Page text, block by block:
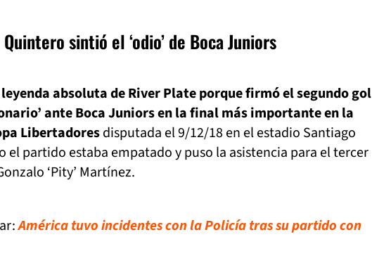
sintió el ‘odio’ de Boca Juniors
leyenda absoluta de River Plate porque firmó el segundo gol
ante Boca Juniors en la final más importante en la
Libertadoresdisputada el 9/12/18 en el estadio Santiago
el partido estaba empatado y puso la asistencia para el tercer
‘Pity’ Martínez.
América tuvo incidentes con la Policía tras su partido con